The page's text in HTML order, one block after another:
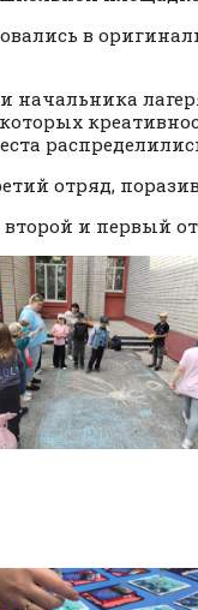
в
начальника
отряд,
и первый